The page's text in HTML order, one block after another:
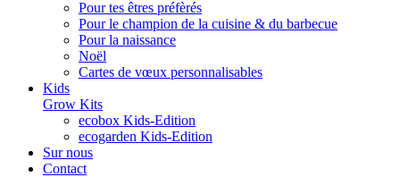
Pour tes êtres préfèrés
Pour le champion de la cuisine & du barbecue
Pour la naissance
Noël
Cartes de vœux personnalisables
Kids
Grow Kits
ecobox Kids-Edition
ecogarden Kids-Edition
Sur nous
Contact